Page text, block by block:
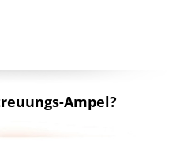
Ampel?